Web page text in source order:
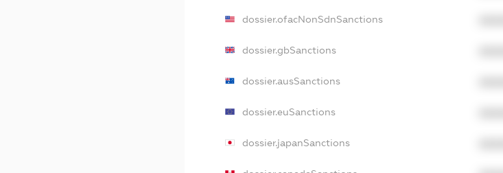
dossier.ofacNonSdnSanctions
dossier.gbSanctions
dossier.ausSanctions
dossier.euSanctions
dossier.japanSanctions